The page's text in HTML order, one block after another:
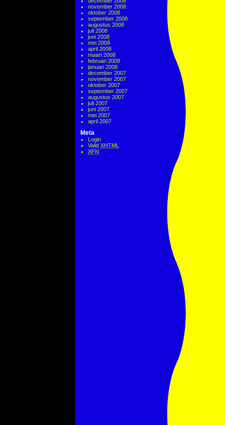
november 2008
oktober 2008
september 2008
augustus 2008
juli 2008
juni 2008
mei 2008
april 2008
maart 2008
februari 2008
januari 2008
december 2007
november 2007
oktober 2007
september 2007
augustus 2007
juli 2007
juni 2007
mei 2007
april 2007
Meta
Login
Valid XHTML
XFN